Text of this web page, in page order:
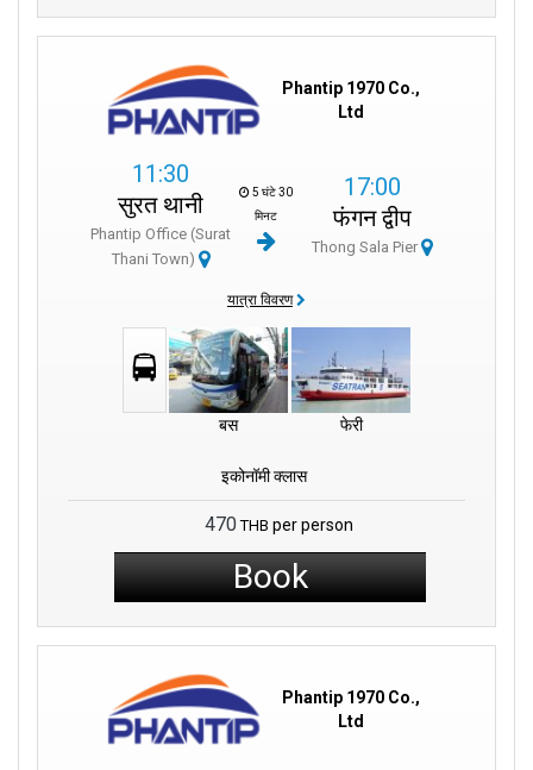
Phantip 1970 Co.,
Ltd
11:30
सुरत थानी
Phantip Office (Surat
Thani Town)
5 घंटे 30
मिनट
17:00
फंगन द्वीप
Thong Sala Pier
यात्रा विवरण
बस फेरी
इकोनॉमी क्लास
470 THB per person
Book
Phantip 1970 Co.,
Ltd